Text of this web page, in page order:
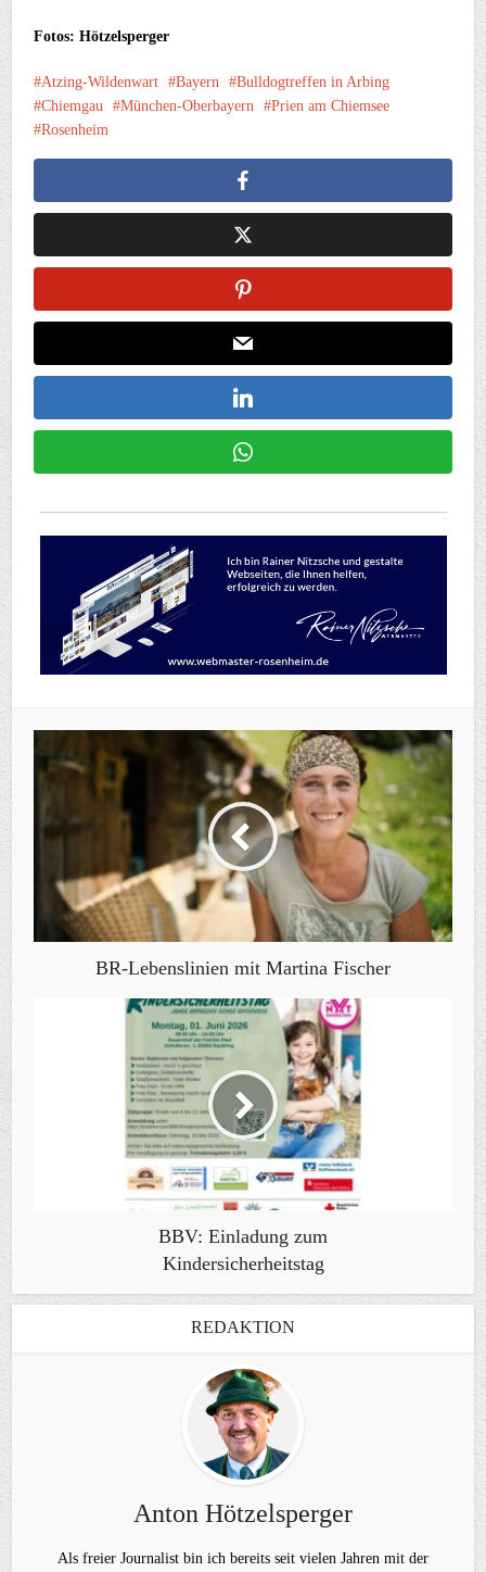
Fotos: Hötzelsperger
Atzing-Wildenwart Bayern
Bulldogtreffen in Arbing
Chiemgau
München-Oberbayern
Prien am Chiemsee
Rosenheim
BR-Lebenslinien mit Martina Fischer
BBV: Einladung zum
Kindersicherheitstag
REDAKTION
Anton Hötzelsperger
Als freier Journalist bin ich bereits seit vielen Jahren mit der